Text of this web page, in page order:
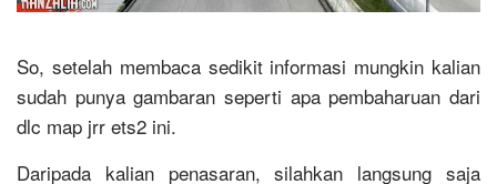
So, setelah membaca sedikit informasi mungkin kalian
sudah punya gambaran seperti apa pembaharuan dari
dlc map jrr ets2 ini.
Daripada kalian penasaran, silahkan langsung saja